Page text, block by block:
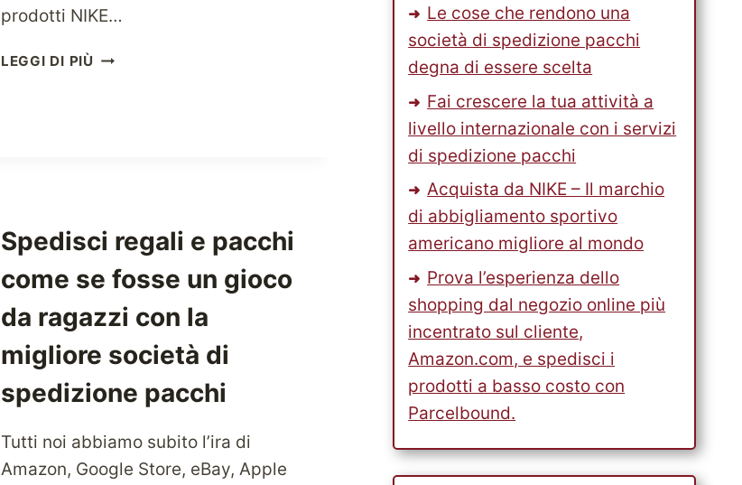
prodotti NIKE…
LEGGI DI PIÙ ACQUISTA
SPORTIVO
AMERICANO
MIGLIORE
AL
MONDO
Spedisci regali e pacchi
come se fosse un gioco
da ragazzi con la
migliore società di
spedizione pacchi
Tutti noi abbiamo subito l’ira di
Amazon, Google Store, eBay, Apple
Le cose che rendono una
società di spedizione pacchi
degna di essere scelta
Fai crescere la tua attività a
livello internazionale con i servizi
di spedizione pacchi
Acquista da NIKE – Il marchio
di abbigliamento sportivo
americano migliore al mondo
Prova l’esperienza dello
shopping dal negozio online più
incentrato sul cliente,
Amazon.com, e spedisci i
prodotti a basso costo con
Parcelbound.